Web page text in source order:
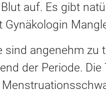
auf. Es gibt
angenehm zu
der Periode.